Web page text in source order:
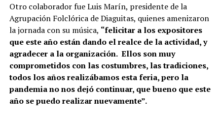
Otro colaborador fue Luis Marín, presidente de la
Agrupación Folclórica de Diaguitas, quienes amenizaron
la jornada con su música, “felicitar a los expositores
que este año están dando el realce de la actividad, y
agradecer a la organización. Ellos son muy
comprometidos con las costumbres, las tradiciones,
todos los años realizábamos esta feria, pero la
pandemia no nos dejó continuar, que bueno que este
año se puedo realizar nuevamente”.